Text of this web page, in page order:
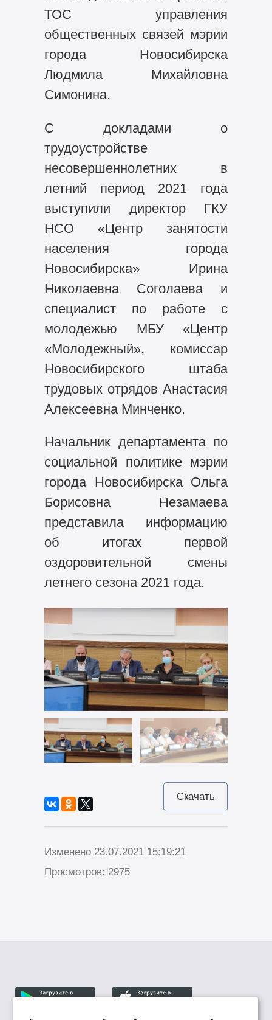
ТОС управления
общественных связей мэрии
города Новосибирска
Людмила Михайловна
Симонина.
С докладами о
трудоустройстве
несовершеннолетних в
летний период 2021 года
выступили директор ГКУ
НСО «Центр занятости
населения города
Новосибирска» Ирина
Николаевна Соголаева и
специалист по работе с
молодежью МБУ «Центр
«Молодежный», комиссар
Новосибирского штаба
трудовых отрядов Анастасия
Алексеевна Минченко.
Начальник департамента по
социальной политике мэрии
города Новосибирска Ольга
Борисовна Незамаева
представила информацию
об итогах первой
оздоровительной смены
летнего сезона 2021 года.
Скачать
Изменено 23.07.2021 15:19:21
Просмотров: 2975